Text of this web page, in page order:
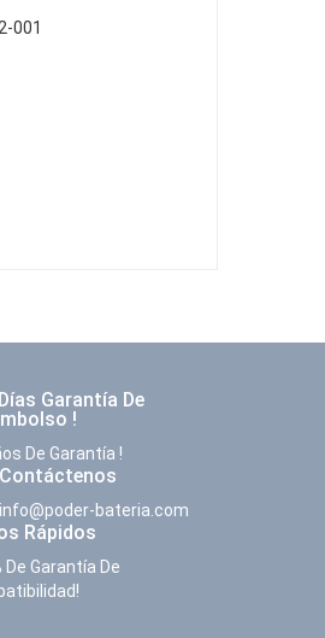
Garantía De
!
De Garantía !
Contáctenos
info@poder-bateria.com
Rápidos
De Garantía De